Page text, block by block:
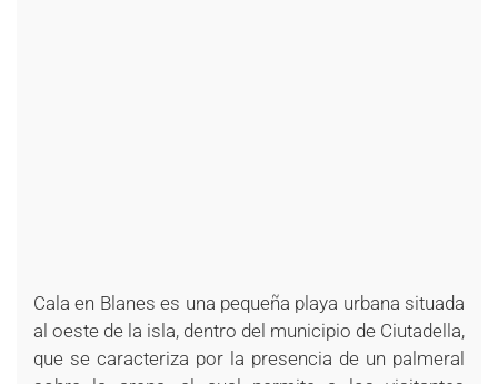
Cala en Blanes es una pequeña playa urbana situada
al oeste de la isla, dentro del municipio de Ciutadella,
que se caracteriza por la presencia de un palmeral